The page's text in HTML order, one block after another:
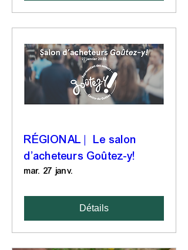
RÉGIONAL | Le salon
d’acheteurs Goûtez-y!
mar. 27 janv.
Détails